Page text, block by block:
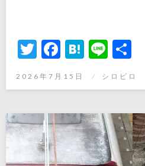
Twitter
Facebook
Hatena
Line
有
投
日:
2026年7月15日 シロピロ